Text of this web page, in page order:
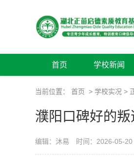
首页 学校新闻
当前位置： 首页 > 学校实况 >
濮阳口碑好的叛
编辑：沐易 时间：2026-05-